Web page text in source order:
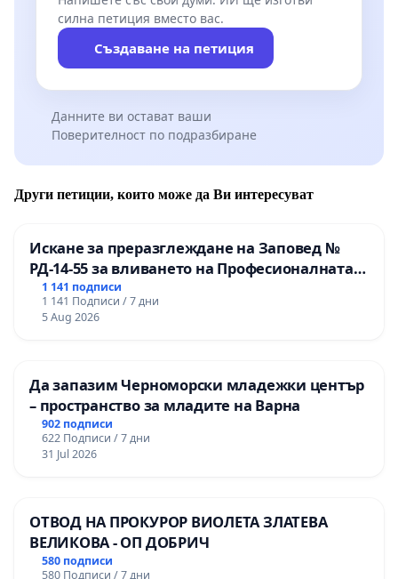
силна петиция вместо вас.
Създаване на петиция
Данните ви остават ваши
Поверителност по подразбиране
Други петиции, които може да Ви интересуват
Искане за преразглеждане на Заповед №
РД-14-55 за вливането на Професионалната
гимназия по промишлени технологии в
Професионалната гимназия по икономика и
мениджмънт – гр. Пазарджик
1 141 подписи
1 141 Подписи / 7 дни
5 Aug 2026
Да запазим Черноморски младежки център
– пространство за младите на Варна
902 подписи
622 Подписи / 7 дни
31 Jul 2026
ОТВОД НА ПРОКУРОР ВИОЛЕТА ЗЛАТЕВА
ВЕЛИКОВА - ОП ДОБРИЧ
580 подписи
580 Подписи / 7 дни